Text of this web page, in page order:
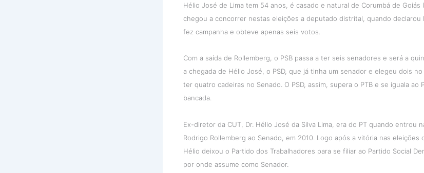
Hélio José de Lima tem 54 anos, é casado e natural de Corumbá de Goiás
chegou a concorrer nestas eleições a deputado distrital, quando declarou
fez campanha e obteve apenas seis votos.
Com a saída de Rollemberg, o PSB passa a ter seis senadores e será a
a chegada de Hélio José, o PSD, que já tinha um senador e elegeu dois
ter quatro cadeiras no Senado. O PSD, assim, supera o PTB e se iguala ao
bancada.
Ex-diretor da CUT, Dr. Hélio José da Silva Lima, era do PT quando entrou
Rodrigo Rollemberg ao Senado, em 2010. Logo após a vitória nas eleições
Hélio deixou o Partido dos Trabalhadores para se filiar ao Partido Social
por onde assume como Senador.